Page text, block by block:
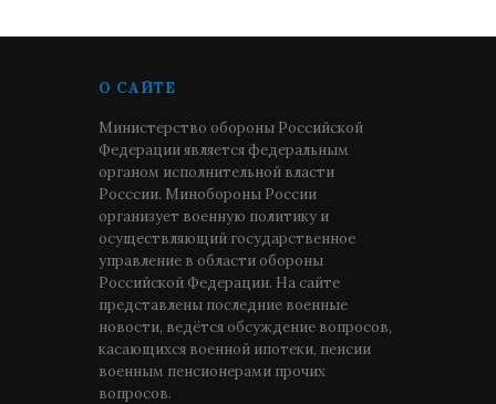
О САЙТЕ
Министерство обороны Российской
Федерации является федеральным
органом исполнительной власти
Росссии. Минобороны России
организует военную политику и
осуществляющий государственное
управление в области обороны
Российской Федерации. На сайте
представлены последние военные
новости, ведётся обсуждение вопросов,
касающихся военной ипотеки, пенсии
военным пенсионерами прочих
вопросов.